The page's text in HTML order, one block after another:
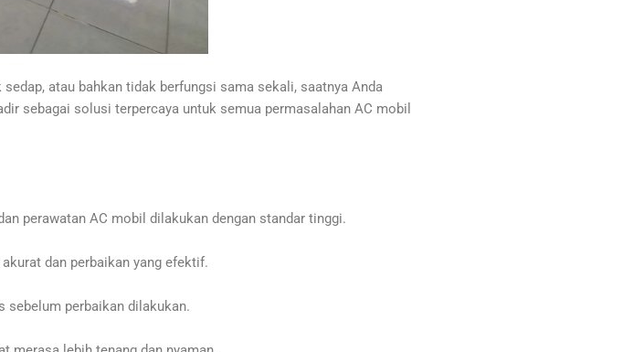
atau bahkan tidak berfungsi sama sekali, saatnya Anda
sebagai solusi terpercaya untuk semua permasalahan AC mobil
perawatan AC mobil dilakukan dengan standar tinggi.
dan perbaikan yang efektif.
sebelum perbaikan dilakukan.